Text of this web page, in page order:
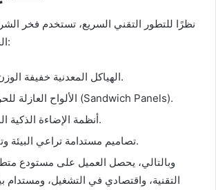
نظرًا للتطور التقني السريع، تستخدم فخر
الحلول الهندسية مثل:
الهياكل المعدنية خفيفة الوزن عالية المتانة.
الألواح العازلة للحرارة والرطوبة (Sandwich Panels).
أنظمة الإضاءة الذكية الموفّرة للطاقة.
تصاميم مستدامة تراعي البيئة وتقلل الانبعاثات.
وبالتالي، يحصل العميل على مستودع
التقنية، واقتصادي في التشغيل، ومستدام